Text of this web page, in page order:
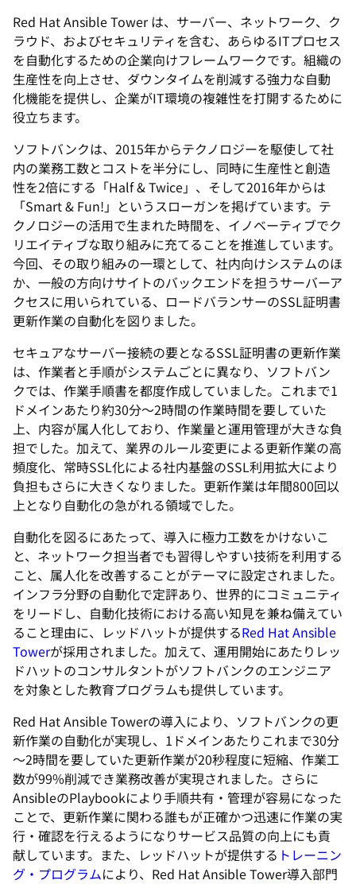
Red Hat Ansible Tower は、サーバー、ネットワーク、ク
ラウド、およびセキュリティを含む、あらゆるITプロセス
を自動化するための企業向けフレームワークです。組織の
生産性を向上させ、ダウンタイムを削減する強力な自動
化機能を提供し、企業がIT環境の複雑性を打開するために
役立ちます。
ソフトバンクは、2015年からテクノロジーを駆使して社
内の業務工数とコストを半分にし、同時に生産性と創造
性を2倍にする「Half & Twice」、そして2016年からは
「Smart & Fun!」というスローガンを掲げています。テ
クノロジーの活用で生まれた時間を、イノベーティブでク
リエイティブな取り組みに充てることを推進しています。
今回、その取り組みの一環として、社内向けシステムのほ
か、一般の方向けサイトのバックエンドを担うサーバーア
クセスに用いられている、ロードバランサーのSSL証明書
更新作業の自動化を図りました。
セキュアなサーバー接続の要となるSSL証明書の更新作業
は、作業者と手順がシステムごとに異なり、ソフトバン
クでは、作業手順書を都度作成していました。これまで1
ドメインあたり約30分～2時間の作業時間を要していた
上、内容が属人化しており、作業量と運用管理が大きな負
担でした。加えて、業界のルール変更による更新作業の高
頻度化、常時SSL化による社内基盤のSSL利用拡大により
負担もさらに大きくなりました。更新作業は年間800回以
上となり自動化の急がれる領域でした。
自動化を図るにあたって、導入に極力工数をかけないこ
と、ネットワーク担当者でも習得しやすい技術を利用する
こと、属人化を改善することがテーマに設定されました。
インフラ分野の自動化で定評あり、世界的にコミュニティ
をリードし、自動化技術における高い知見を兼ね備えてい
ること理由に、レッドハットが提供するRed Hat Ansible
Towerが採用されました。加えて、運用開始にあたりレッ
ドハットのコンサルタントがソフトバンクのエンジニア
を対象とした教育プログラムも提供しています。
Red Hat Ansible Towerの導入により、ソフトバンクの更
新作業の自動化が実現し、1ドメインあたりこれまで30分
～2時間を要していた更新作業が20秒程度に短縮、作業工
数が99%削減でき業務改善が実現されました。さらに
AnsibleのPlaybookにより手順共有・管理が容易になった
ことで、更新作業に関わる誰もが正確かつ迅速に作業の実
行・確認を行えるようになりサービス品質の向上にも貢
献しています。また、レッドハットが提供する トレーニン
グ・プログラムにより、Red Hat Ansible Tower導入部門